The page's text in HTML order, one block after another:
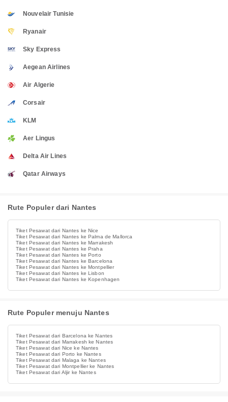
Nouvelair Tunisie
Ryanair
Sky Express
Aegean Airlines
Air Algerie
Corsair
KLM
Aer Lingus
Delta Air Lines
Qatar Airways
Rute Populer dari Nantes
Tiket Pesawat dari Nantes ke Nice
Tiket Pesawat dari Nantes ke Palma de Mallorca
Tiket Pesawat dari Nantes ke Marrakesh
Tiket Pesawat dari Nantes ke Praha
Tiket Pesawat dari Nantes ke Porto
Tiket Pesawat dari Nantes ke Barcelona
Tiket Pesawat dari Nantes ke Montpellier
Tiket Pesawat dari Nantes ke Lisbon
Tiket Pesawat dari Nantes ke Kopenhagen
Rute Populer menuju Nantes
Tiket Pesawat dari Barcelona ke Nantes
Tiket Pesawat dari Marrakesh ke Nantes
Tiket Pesawat dari Nice ke Nantes
Tiket Pesawat dari Porto ke Nantes
Tiket Pesawat dari Malaga ke Nantes
Tiket Pesawat dari Montpellier ke Nantes
Tiket Pesawat dari Aljir ke Nantes